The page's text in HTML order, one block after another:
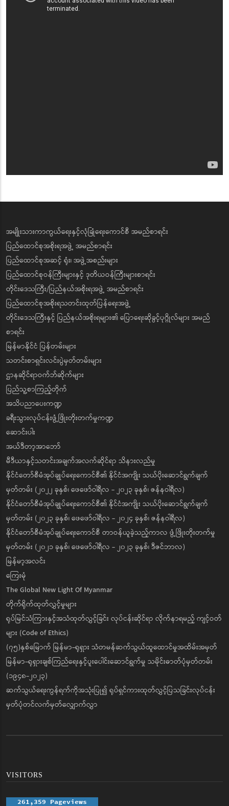
အမျိုးသားကာကွယ်ရေးနှင့်လုံခြုံရေးကောင်စီ အမည်စာရင်း
ပြည်ထောင်စုအစိုးရအဖွဲ့ အမည်စာရင်း
ပြည်ထောင်စုအဆင့် ရုံး၊ အဖွဲ့အစည်းများ
ပြည်ထောင်စုဝန်ကြီးများနှင့် ဒုတိယဝန်ကြီးများစာရင်း
တိုင်းဒေသကြီး/ပြည်နယ်အစိုးရအဖွဲ့ အမည်စာရင်း
ပြည်ထောင်စုအစိုးရသတင်းထုတ်ပြန်ရေးအဖွဲ့
တိုင်းဒေသကြီးနှင့် ပြည်နယ်အစိုးရများ၏ ပြောရေးဆိုခွင့်ပုဂ္ဂိုလ်များ အမည်
စာရင်း
မြန်မာနိုင်ငံ ပြန်တမ်းများ
သတင်းစာရှင်းလင်းပွဲမှတ်တမ်းများ
ဌာနဆိုင်ရာဝက်ဘ်ဆိုက်များ
ပြည်သူ့စာကြည့်တိုက်
အသိပညာပေးကဏ္ဍ
ခရီးသွားလုပ်ငန်းဖွံ့ဖြိုးတိုးတက်မှုကဏ္ဍ
ဆောင်းပါး
အယ်ဒီတာ့အာဘော်
မီဒီယာနှင့်သတင်းအချက်အလက်ဆိုင်ရာ သိနားလည်မှု
နိုင်ငံတော်စီမံအုပ်ချုပ်ရေးကောင်စီ၏ နိုင်ငံအကျိုး သယ်ပိုးဆောင်ရွက်ချက်
မှတ်တမ်း (၂၀၂၂ ခုနှစ်၊ ဖေဖော်ဝါရီလ - ၂၀၂၃ ခုနှစ်၊ ဇန်နဝါရီလ)
နိုင်ငံတော်စီမံအုပ်ချုပ်ရေးကောင်စီ၏ နိုင်ငံအကျိုး သယ်ပိုးဆောင်ရွက်ချက်
မှတ်တမ်း (၂၀၂၃ ခုနှစ်၊ ဖေဖော်ဝါရီလ - ၂၀၂၄ ခုနှစ်၊ ဇန်နဝါရီလ)
နိုင်ငံတော်စီမံအုပ်ချုပ်ရေးကောင်စီ တာဝန်ယူခဲ့သည့်ကာလ ဖွံ့ဖြိုးတိုးတက်မှု
မှတ်တမ်း (၂၀၂၁ ခုနှစ်၊ ဖေဖော်ဝါရီလ - ၂၀၂၃ ခုနှစ်၊ ဒီဇင်ဘာလ)
မြန်မာ့အလင်း
ကြေးမုံ
The Global New Light Of Myanmar
တိုက်ရိုက်ထုတ်လွှင့်မှုများ
ရုပ်မြင်သံကြားနှင့်အသံထုတ်လွှင့်ခြင်း လုပ်ငန်းဆိုင်ရာ လိုက်နာရမည့် ကျင့်ဝတ်
များ (Code of Ethics)
(၇၅)နှစ်မြောက် မြန်မာ-ရုရှား သံတမန်ဆက်သွယ်ထူထောင်မှုအထိမ်းအမှတ်
မြန်မာ-ရုရှားချစ်ကြည်ရေးနှင့်ပူးပေါင်းဆောင်ရွက်မှု သမိုင်းဓာတ်ပုံမှတ်တမ်း
(၁၉၄၈-၂၀၂၃)
ဆက်သွယ်ရေးကွန်ရက်ကိုအသုံးပြု၍ ရုပ်ရှင်ကားထုတ်လွှင့်ပြသခြင်းလုပ်ငန်း
မှတ်ပုံတင်လက်မှတ်လျှောက်လွှာ
VISITORS